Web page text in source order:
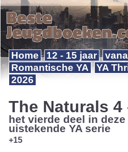
Home 12 - 15 jaar
Romantische YA
YA
2026
The Naturals
het vierde deel in deze
uistekende YA serie
+15